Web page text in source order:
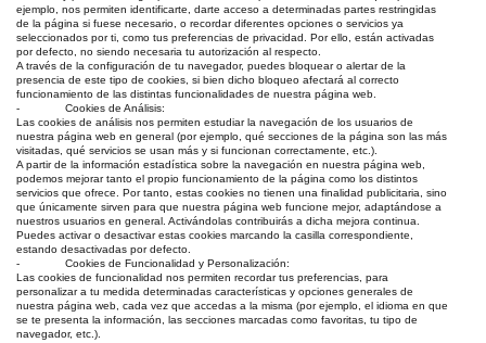
ejemplo, nos permiten identificarte, darte acceso a determinadas partes restringidas
de la página si fuese necesario, o recordar diferentes opciones o servicios ya
seleccionados por ti, como tus preferencias de privacidad. Por ello, están activadas
por defecto, no siendo necesaria tu autorización al respecto.
A través de la configuración de tu navegador, puedes bloquear o alertar de la
presencia de este tipo de cookies, si bien dicho bloqueo afectará al correcto
funcionamiento de las distintas funcionalidades de nuestra página web.
- Cookies de Análisis:
Las cookies de análisis nos permiten estudiar la navegación de los usuarios de
nuestra página web en general (por ejemplo, qué secciones de la página son las más
visitadas, qué servicios se usan más y si funcionan correctamente, etc.).
A partir de la información estadística sobre la navegación en nuestra página web,
podemos mejorar tanto el propio funcionamiento de la página como los distintos
servicios que ofrece. Por tanto, estas cookies no tienen una finalidad publicitaria, sino
que únicamente sirven para que nuestra página web funcione mejor, adaptándose a
nuestros usuarios en general. Activándolas contribuirás a dicha mejora continua.
Puedes activar o desactivar estas cookies marcando la casilla correspondiente,
estando desactivadas por defecto.
- Cookies de Funcionalidad y Personalización:
Las cookies de funcionalidad nos permiten recordar tus preferencias, para
personalizar a tu medida determinadas características y opciones generales de
nuestra página web, cada vez que accedas a la misma (por ejemplo, el idioma en que
se te presenta la información, las secciones marcadas como favoritas, tu tipo de
navegador, etc.).